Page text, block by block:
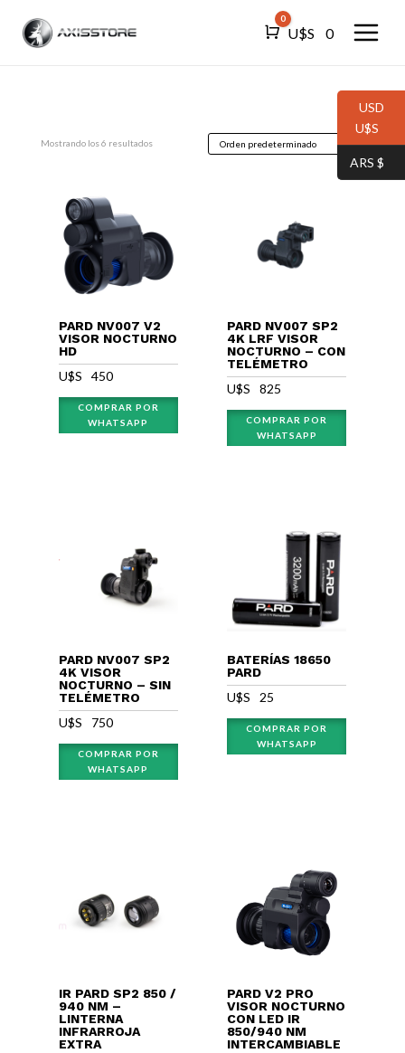
Carro
0
U$S⠀ 0
Mostrando los 6 resultados
PARD NV007 V2
VISOR NOCTURNO
HD
U$S⠀ 450
COMPRAR POR
WHATSAPP
PARD NV007 SP2
4K LRF VISOR
NOCTURNO – CON
TELÉMETRO
U$S⠀825
COMPRAR POR
WHATSAPP
PARD NV007 SP2
4K VISOR
NOCTURNO – SIN
TELÉMETRO
U$S⠀ 750
COMPRAR POR
WHATSAPP
BATERÍAS 18650
PARD
U$S⠀ 25
COMPRAR POR
WHATSAPP
IR PARD SP2 850 /
940 NM –
LINTERNA
INFRARROJA
EXTRA
PARD V2 PRO
VISOR NOCTURNO
CON LED IR
850/940 NM
INTERCAMBIABLE
USD
U$S⠀
ARS $⠀